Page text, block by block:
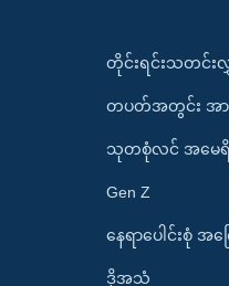
တိုင်းရင်းသတင်း
တပတ်အတွင်း အာ
သုတစုံလင် အမေ
Gen Z
နေရာပေါင်းစုံ အက
ဒို့အသံ